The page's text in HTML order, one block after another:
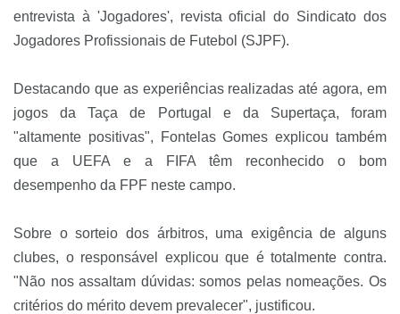
entrevista à 'Jogadores', revista oficial do Sindicato dos
Jogadores Profissionais de Futebol (SJPF).
Destacando que as experiências realizadas até agora, em
jogos da Taça de Portugal e da Supertaça, foram
"altamente positivas", Fontelas Gomes explicou também
que a UEFA e a FIFA têm reconhecido o bom
desempenho da FPF neste campo.
Sobre o sorteio dos árbitros, uma exigência de alguns
clubes, o responsável explicou que é totalmente contra.
"Não nos assaltam dúvidas: somos pelas nomeações. Os
critérios do mérito devem prevalecer", justificou.